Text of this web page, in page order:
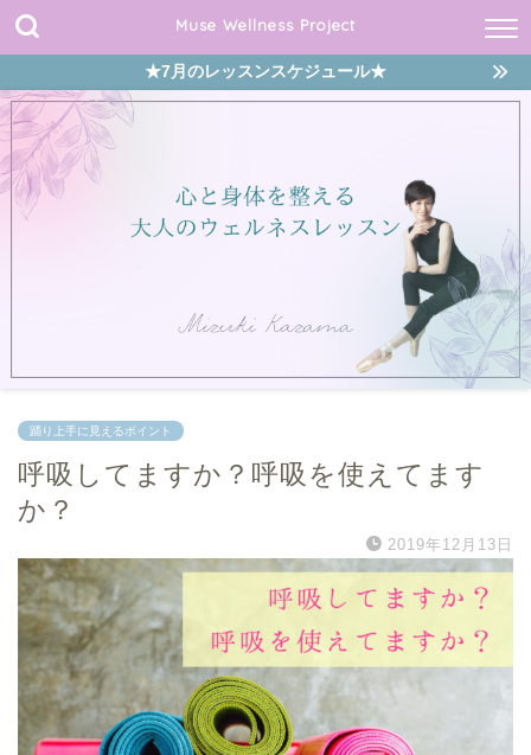
Muse Wellness Project
★7月のレッスンスケジュール★
踊り上手に見えるポイント
呼吸してますか？呼吸を使えてます
か？
2019年12月13日